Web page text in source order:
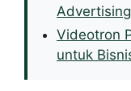
Videotron
untuk